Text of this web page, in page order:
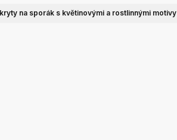
na sporák s květinovými a rostlinnými motivy